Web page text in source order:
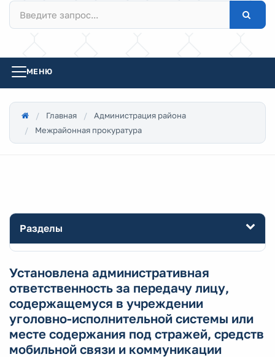
МЕНЮ
Главная
Администрация района
Межрайонная прокуратура
Разделы
Установлена административная
ответственность за передачу лицу,
содержащемуся в учреждении
уголовно-исполнительной системы или
месте содержания под стражей, средств
мобильной связи и коммуникации